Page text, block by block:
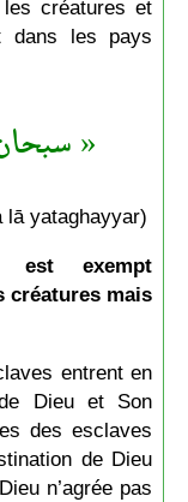
créatures et
dans les pays
«
lā yataghayyar)
est exempt
créatures mais
entrent en
Dieu et Son
des esclaves
de Dieu
n’agrée pas